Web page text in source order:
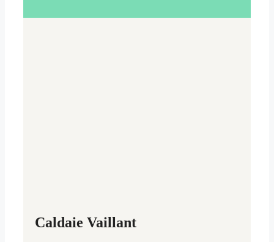
Caldaie Vaillant